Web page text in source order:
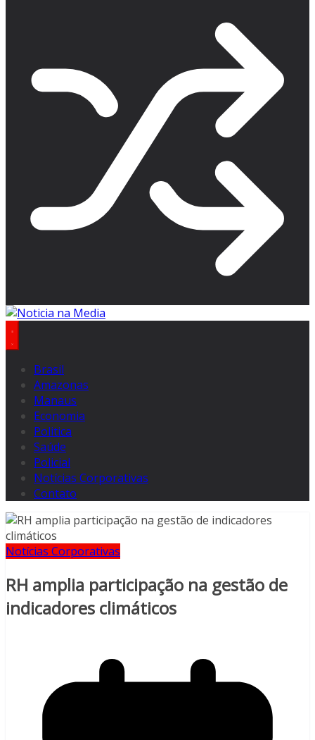
Brasil
Amazonas
Manaus
Economia
Politica
Saúde
Policial
Notícias Corporativas
Contato
Notícias Corporativas
RH amplia participação na gestão de
indicadores climáticos